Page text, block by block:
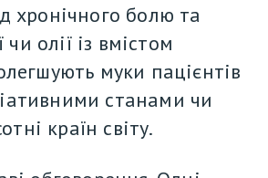
хронічного болю та
олії із вмістом
муки пацієнтів
станами чи
країн світу.